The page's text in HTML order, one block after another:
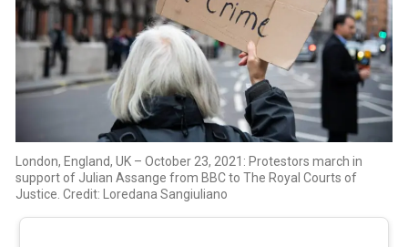
London, England, UK – October 23, 2021: Protestors march in
support of Julian Assange from BBC to The Royal Courts of
Justice. Credit: Loredana Sangiuliano